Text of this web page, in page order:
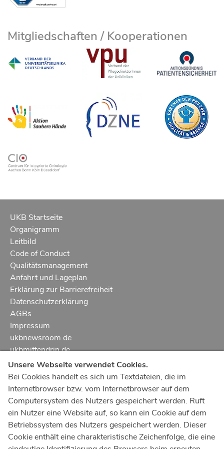
Mitgliedschaften / Kooperationen
UKB Startseite
Organigramm
Leitbild
Code of Conduct
Qualitätsmanagement
Anfahrt und Lageplan
Erklärung zur Barrierefreiheit
Datenschutzerklärung
AGBs
Impressum
ukbnewsroom.de
ukbmittendrin.de
Notruf112
Ärztlicher Notdienst116 117
Giftnotrufzentrale
Tel: +49 22819240
Notfallzentrum Bonn
Unsere Webseite verwendet Cookies.
Bei Cookies handelt es sich um Textdateien, die im
Internetbrowser bzw. vom Internetbrowser auf dem
Computersystem des Nutzers gespeichert werden. Ruft
ein Nutzer eine Website auf, so kann ein Cookie auf dem
Betriebssystem des Nutzers gespeichert werden. Dieser
Cookie enthält eine charakteristische Zeichenfolge, die eine